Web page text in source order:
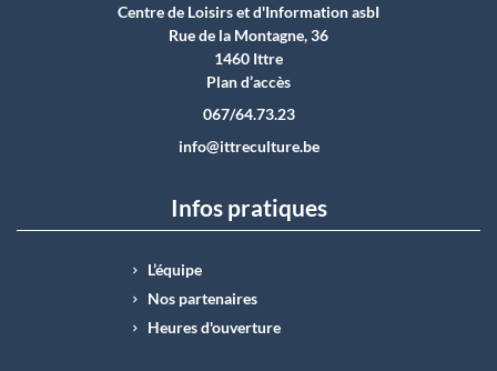
Centre de Loisirs et d'Information asbI
Rue de la Montagne, 36
1460 Ittre
Plan d’accès
067/64.73.23
info@ittreculture.be
Infos pratiques
L’équipe
Nos partenaires
Heures d'ouverture